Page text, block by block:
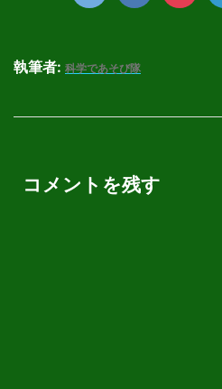
執筆者: 科学であそび隊
コメントを残す